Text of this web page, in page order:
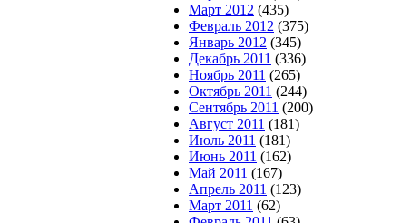
Март 2012 (435)
Февраль 2012 (375)
Январь 2012 (345)
Декабрь 2011 (336)
Ноябрь 2011 (265)
Октябрь 2011 (244)
Сентябрь 2011 (200)
Август 2011 (181)
Июль 2011 (181)
Июнь 2011 (162)
Май 2011 (167)
Апрель 2011 (123)
Март 2011 (62)